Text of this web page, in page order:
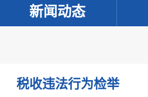
新闻动态
税收违法行为检举